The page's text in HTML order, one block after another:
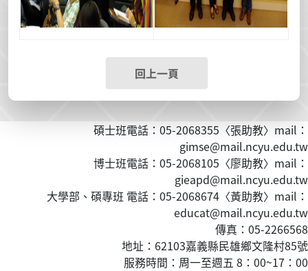
回上一頁
碩士班電話：05-2068355〈張助教〉mail：
gimse@mail.ncyu.edu.tw
博士班電話：05-2068105〈廖助教〉mail：
gieapd@mail.ncyu.edu.tw
大學部、碩專班 電話：05-2068674〈黃助教〉mail：
educat@mail.ncyu.edu.tw
傳真：05-2266568
地址：62103嘉義縣民雄鄉文隆村85號
服務時間：周一至週五 8：00~17：00